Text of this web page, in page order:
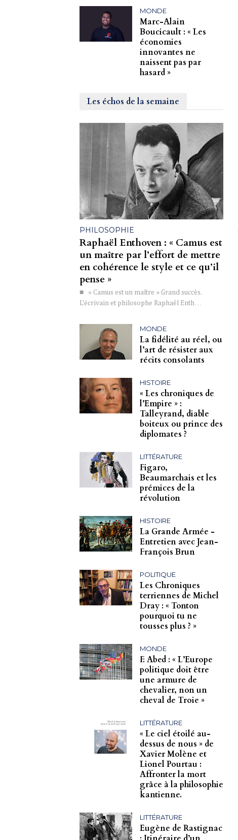
MONDE
Marc-Alain
Boucicault : « Les
économies
innovantes ne
naissent pas par
hasard »
Les échos de la semaine
PHILOSOPHIE
Raphaël Enthoven : « Camus est
un maître par l’effort de mettre
en cohérence le style et ce qu’il
pense »
■ « Camus est un maître » Grand succès.
L’écrivain et philosophe Raphaël Enth…
MONDE
La fidélité au réel, ou
l’art de résister aux
récits consolants
HISTOIRE
« Les chroniques de
l’Empire » :
Talleyrand, diable
boiteux ou prince des
diplomates ?
LITTÉRATURE
Figaro,
Beaumarchais et les
prémices de la
révolution
HISTOIRE
La Grande Armée -
Entretien avec Jean-
François Brun
POLITIQUE
Les Chroniques
terriennes de Michel
Dray : « Tonton
pourquoi tu ne
tousses plus ? »
MONDE
F. Abed : « L’Europe
politique doit être
une armure de
chevalier, non un
cheval de Troie »
LITTÉRATURE
« Le ciel étoilé au-
dessus de nous » de
Xavier Molène et
Lionel Pourtau :
Affronter la mort
grâce à la philosophie
kantienne.
LITTÉRATURE
Eugène de Rastignac